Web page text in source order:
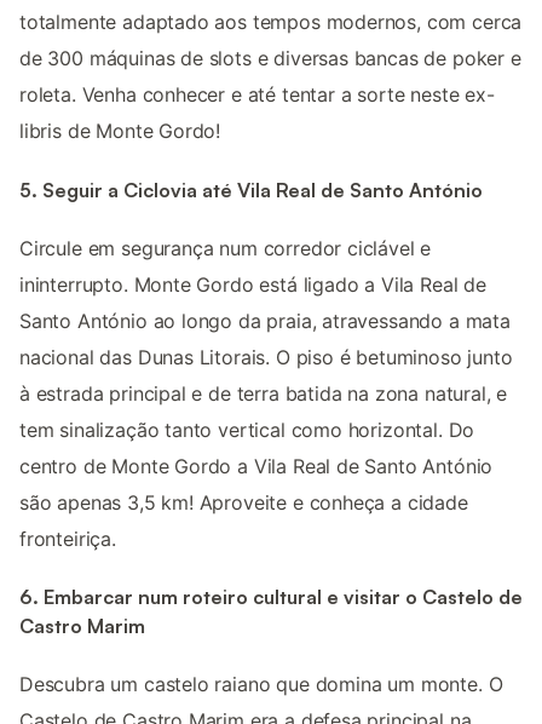
totalmente adaptado aos tempos modernos, com cerca
de 300 máquinas de slots e diversas bancas de poker e
roleta. Venha conhecer e até tentar a sorte neste ex-
libris de Monte Gordo!
5. Seguir a Ciclovia até Vila Real de Santo António
Circule em segurança num corredor ciclável e
ininterrupto. Monte Gordo está ligado a Vila Real de
Santo António ao longo da praia, atravessando a mata
nacional das Dunas Litorais. O piso é betuminoso junto
à estrada principal e de terra batida na zona natural, e
tem sinalização tanto vertical como horizontal. Do
centro de Monte Gordo a Vila Real de Santo António
são apenas 3,5 km! Aproveite e conheça a cidade
fronteiriça.
6. Embarcar num roteiro cultural e visitar o Castelo de
Castro Marim
Descubra um castelo raiano que domina um monte. O